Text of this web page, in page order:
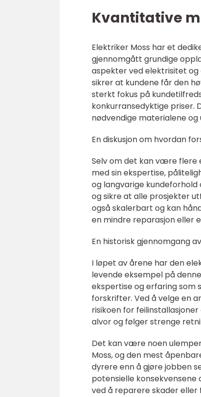
Kvantitative
Elektriker Moss har et
gjennomgått grundige
aspekter ved elektrisitet
sikrer at kundene får den
sterkt fokus på
konkurransedyktige priser.
nødvendige materialene
En diskusjon om hvordan
Selv om det kan være flere
med sin ekspertise,
og langvarige
og sikre at alle prosjekter
også skalerbart og kan
en mindre reparasjon eller
En historisk gjennomgang
I løpet av årene har den
levende eksempel på
ekspertise og erfaring som
forskrifter. Ved å velge en
risikoen for
alvor og følger strenge
Det kan være noen
Moss, og den mest
dyrere enn å gjøre jobben
potensielle
ved å reparere skader eller